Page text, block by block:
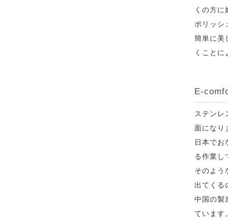
くの方に
ポリッシ
簡単に美
くこと
E-
ステンレ
面になり
日本でお
る作業し
そのよう
出てくる
中国の製
ています